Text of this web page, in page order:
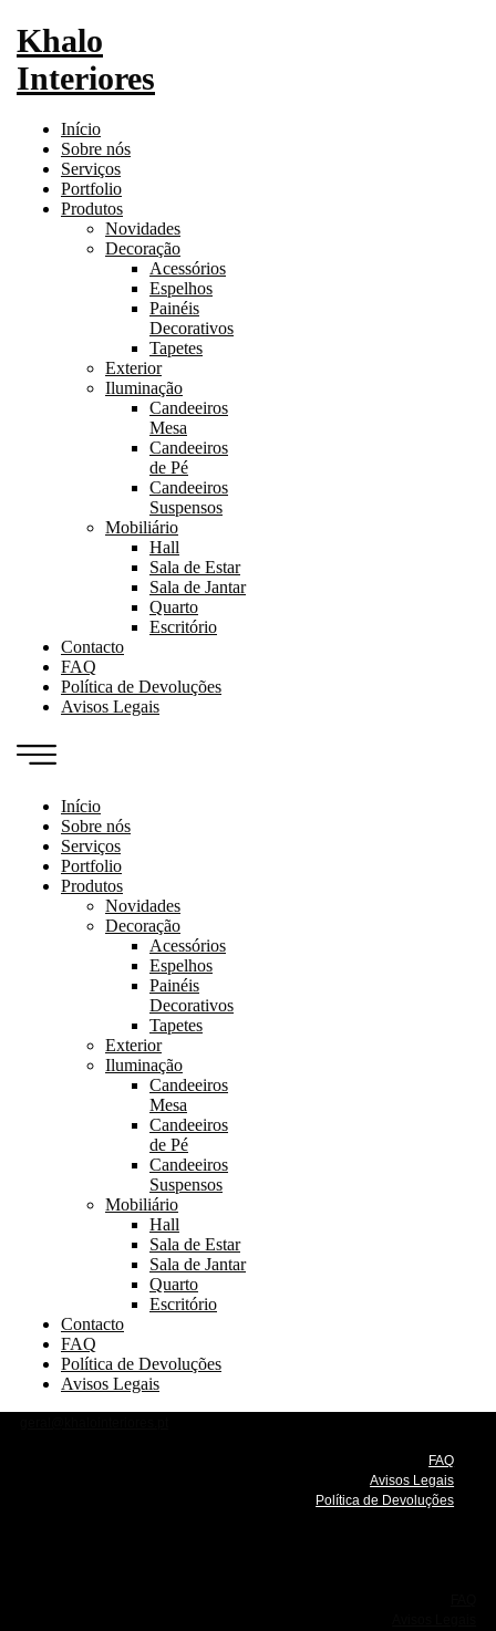
Khalo
Interiores
Início
Sobre nós
Serviços
Portfolio
Produtos
Novidades
Decoração
Acessórios
Espelhos
Painéis
Decorativos
Tapetes
Exterior
Iluminação
Candeeiros
Mesa
Candeeiros
de Pé
Candeeiros
Suspensos
Mobiliário
Hall
Sala de Estar
Sala de Jantar
Quarto
Escritório
Contacto
FAQ
Política de Devoluções
Avisos Legais
Início
Sobre nós
Serviços
Portfolio
Produtos
Novidades
Decoração
Acessórios
Espelhos
Painéis
Decorativos
Tapetes
Exterior
Iluminação
Candeeiros
Mesa
Candeeiros
de Pé
Candeeiros
Suspensos
Mobiliário
Hall
Sala de Estar
Sala de Jantar
Quarto
Escritório
Contacto
FAQ
Política de Devoluções
Avisos Legais
FAQ
Avisos Legais
Política de Devoluções